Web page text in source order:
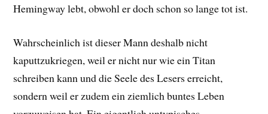
Hemingway lebt, obwohl er doch schon so lange tot ist.
Wahrscheinlich ist dieser Mann deshalb nicht
kaputtzukriegen, weil er nicht nur wie ein Titan
schreiben kann und die Seele des Lesers erreicht,
sondern weil er zudem ein ziemlich buntes Leben